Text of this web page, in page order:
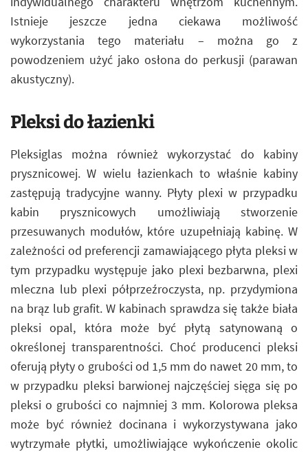
Istnieje jeszcze jedna ciekawa możliwość
wykorzystania tego materiału – można go z
powodzeniem użyć jako osłona do perkusji (parawan
akustyczny).
Pleksi do łazienki
Pleksiglas można również wykorzystać do kabiny
prysznicowej. W wielu łazienkach to właśnie kabiny
zastępują tradycyjne wanny. Płyty plexi w przypadku
kabin prysznicowych umożliwiają stworzenie
przesuwanych modułów, które uzupełniają kabinę. W
zależności od preferencji zamawiającego płyta pleksi w
tym przypadku występuje jako plexi bezbarwna, plexi
mleczna lub plexi półprzeźroczysta, np. przydymiona
na brąz lub grafit. W kabinach sprawdza się także biała
pleksi opal, która może być płytą satynowaną o
określonej transparentności. Choć producenci pleksi
oferują płyty o grubości od 1,5 mm do nawet 20 mm, to
w przypadku pleksi barwionej najczęściej sięga się po
pleksi o grubości co najmniej 3 mm. Kolorowa pleksa
może być również docinana i wykorzystywana jako
wytrzymałe płytki, umożliwiające wykończenie okolic